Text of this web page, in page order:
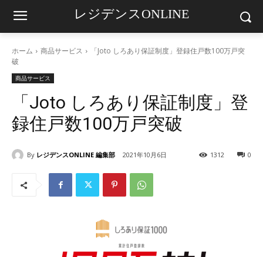
レジデンスONLINE
ホーム 商品サービス
「Joto しろあり保証制度」登録住戸数100万戸突
破
商品サービス
「Joto しろあり保証制度」登
録住戸数100万戸突破
By レジデンスONLINE 編集部 2021年10月6日 0
1312